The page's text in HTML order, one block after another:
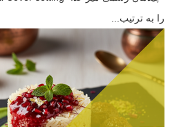
را به ترتیب...